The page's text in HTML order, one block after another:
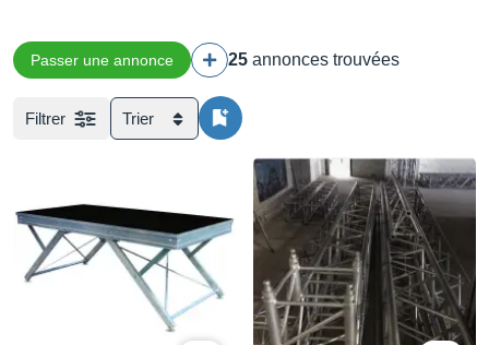
Passer une annonce 25 annonces trouvées
Filtrer Trier